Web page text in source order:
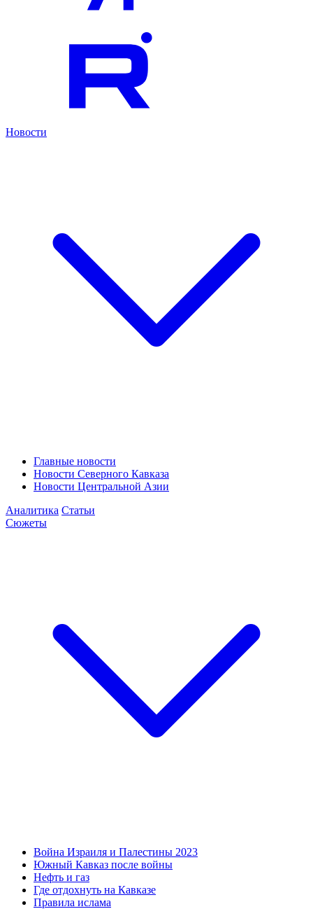
Новости
Главные новости
Новости Северного Кавказа
Новости Центральной Азии
Аналитика Статьи
Сюжеты
Война Израиля и Палестины 2023
Южный Кавказ после войны
Нефть и газ
Где отдохнуть на Кавказе
Правила ислама